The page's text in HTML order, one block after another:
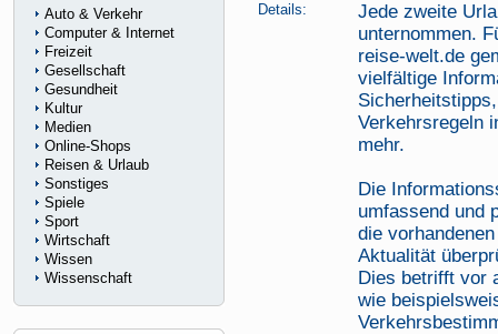
Details:
Jede zweite
unternommen.
reise-welt.de
vielfältige
Verkehrsregeln
mehr.
Die
umfassend und
die
Aktualität
Dies betrifft vor
wie
Auto & Verkehr
Computer & Internet
Freizeit
Gesellschaft
Gesundheit
Kultur
Medien
Online-Shops
Reisen & Urlaub
Sonstiges
Spiele
Sport
Wirtschaft
Wissen
Wissenschaft